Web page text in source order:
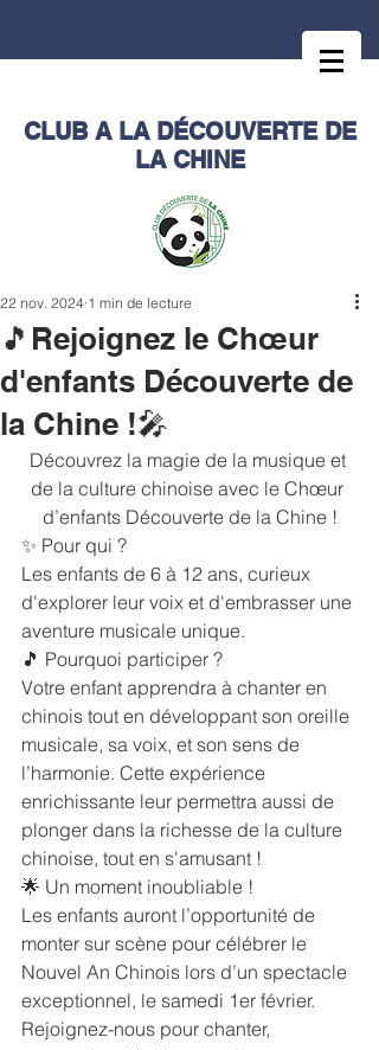
CLUB A LA DÉCOUVERTE DE
LA CHINE
🎵Rejoignez le Chœur
d'enfants Découverte de
la Chine !🎤
22 nov. 2024 1 min de lecture
Découvrez la magie de la musique et
de la culture chinoise avec le Chœur
d’enfants Découverte de la Chine !
✨ Pour qui ?
Les enfants de 6 à 12 ans, curieux
d'explorer leur voix et d'embrasser une
aventure musicale unique.
🎵 Pourquoi participer ?
Votre enfant apprendra à chanter en
chinois tout en développant son oreille
musicale, sa voix, et son sens de
l’harmonie. Cette expérience
enrichissante leur permettra aussi de
plonger dans la richesse de la culture
chinoise, tout en s'amusant !
🌟 Un moment inoubliable !
Les enfants auront l’opportunité de
monter sur scène pour célébrer le
Nouvel An Chinois lors d’un spectacle
exceptionnel, le samedi 1er février.
Rejoignez-nous pour chanter,